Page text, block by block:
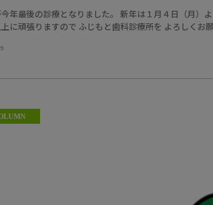
年最後の診療となりました。 新年は１月４日（月）
に頑張りますので ふじもと歯科診療所を よろしく